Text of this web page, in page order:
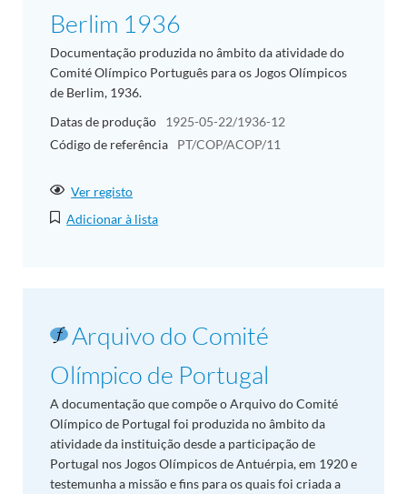
Berlim 1936
Documentação produzida no âmbito da atividade do
Comité Olímpico Português para os Jogos Olímpicos
de Berlim, 1936.
Datas de produção
1925-05-22/1936-12
Código de referência
PT/COP/ACOP/11
Ver registo
Adicionar à lista
Arquivo do Comité
Olímpico de Portugal
A documentação que compõe o Arquivo do Comité
Olímpico de Portugal foi produzida no âmbito da
atividade da instituição desde a participação de
Portugal nos Jogos Olímpicos de Antuérpia, em 1920 e
testemunha a missão e fins para os quais foi criada a